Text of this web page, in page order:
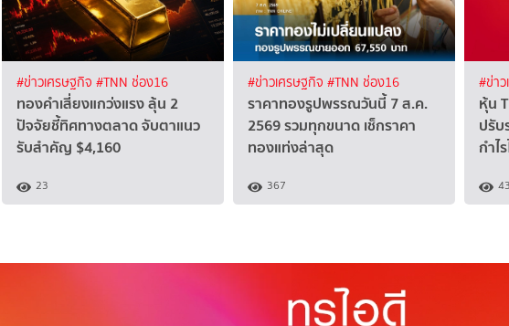
#ข่าวเศรษฐกิจ #TNN ช่อง16
ทองคำเสี่ยงแกว่งแรง ลุ้น 2
ปัจจัยชี้ทิศทางตลาด จับตาแนว
รับสำคัญ $4,160
23
#ข่าวเศรษฐกิจ #TNN ช่อง16
ราคาทองรูปพรรณวันนี้ 7 ส.ค.
2569 รวมทุกขนาด เช็กราคา
ทองแท่งล่าสุด
367
#ข่า
หุ้น
ปรับ
กำไ
43